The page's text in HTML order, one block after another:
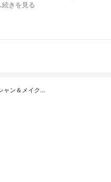
続きを見る
ャン＆メイク…